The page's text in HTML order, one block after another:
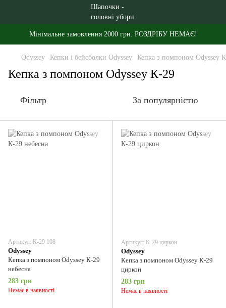
Мінімальне замовлення 2000 грн. РОЗДРІБУ НЕМАЄ!
Odyssey Кепки і бейсболки Odyssey Кепка з помпоном Odyssey
Кепка з помпоном Odyssey К-29
Фільтр За популярністю
Артикул: К-29 108
Odyssey
Кепка з помпоном Odyssey К-29
небесна
283 грн
Немає в наявності
Артикул: К-29 циркон
Odyssey
Кепка з помпоном Odyssey К-29
циркон
283 грн
Немає в наявності